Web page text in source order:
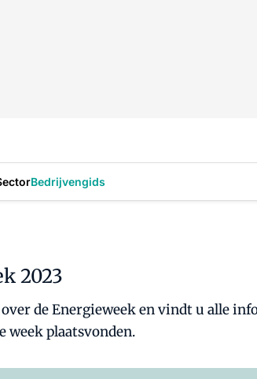
Bedrijvengids
2023
de Energieweek en vindt u alle
week plaatsvonden.